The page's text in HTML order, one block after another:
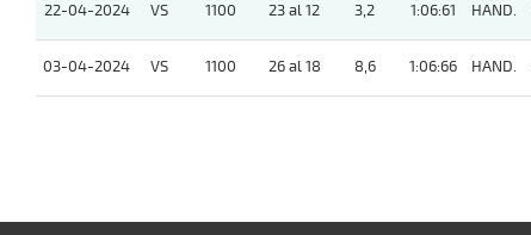
22-04-2024 VS 1100 23 al 12 3,2 1:06:61 HAND.
03-04-2024 VS 1100 26 al 18 8,6 1:06:66 HAND.